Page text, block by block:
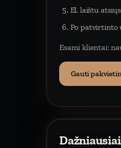
El. laištu
Po patvirtinto
Esami klientai:
Gauti